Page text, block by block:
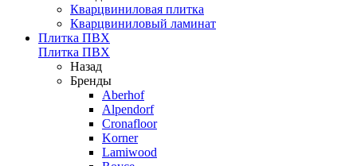
Кварцвиниловая плитка
Кварцвиниловый ламинат
Плитка ПВХ
Плитка ПВХ
Назад
Бренды
Aberhof
Alpendorf
Cronafloor
Korner
Lamiwood